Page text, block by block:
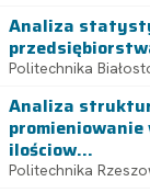
Analiza
Politechnika
Analiza
ilościow...
Politechnika